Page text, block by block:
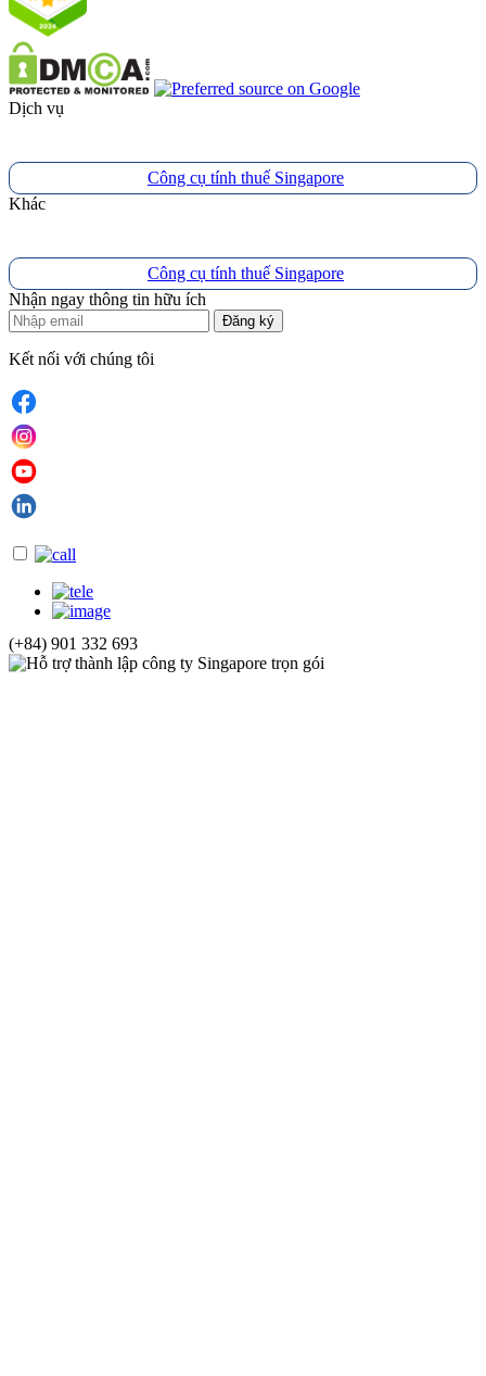
Dịch vụ
Công cụ tính thuế Singapore
Khác
Công cụ tính thuế Singapore
Nhận ngay thông tin hữu ích
Đăng ký
Kết nối với chúng tôi
(+84) 901 332 693